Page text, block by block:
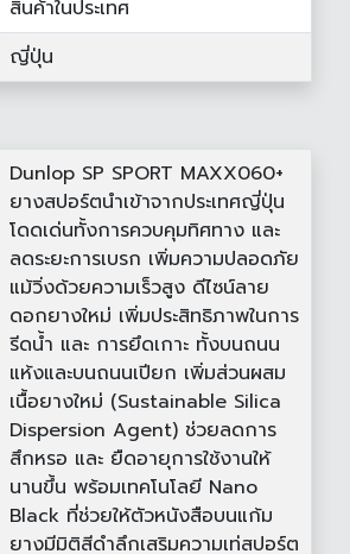
สินค้าในประเทศ
ญี่ปุ่น
Dunlop SP SPORT MAXX060+
ยางสปอร์ตนำเข้าจากประเทศญี่ปุ่น
โดดเด่นทั้งการควบคุมทิศทาง และ
ลดระยะการเบรก เพิ่มความปลอดภัย
แม้วิ่งด้วยความเร็วสูง ดีไซน์ลาย
ดอกยางใหม่ เพิ่มประสิทธิภาพในการ
รีดน้ำ และ การยึดเกาะ ทั้งบนถนน
แห้งและบนถนนเปียก เพิ่มส่วนผสม
เนื้อยางใหม่ (Sustainable Silica
Dispersion Agent) ช่วยลดการ
สึกหรอ และ ยืดอายุการใช้งานให้
นานขึ้น พร้อมเทคโนโลยี Nano
Black ที่ช่วยให้ตัวหนังสือบนแก้ม
ยางมีมิติสีดำลึกเสริมความเท่สปอร์ต